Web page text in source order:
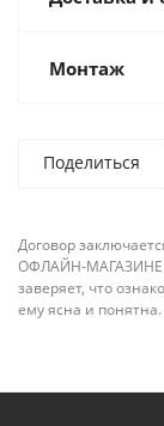
Монтаж
Поделиться
Договор
ОФЛАЙН-МАГАЗИНЕ.
заверяет, что
ему ясна и понятна.